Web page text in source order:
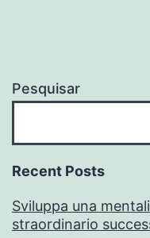
Pesquisar
Recent Posts
Sviluppa una
straordinario